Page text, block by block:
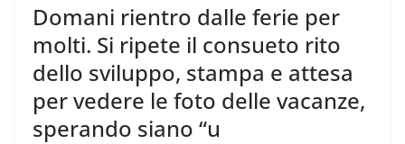
Domani rientro dalle ferie per
molti. Si ripete il consueto rito
dello sviluppo, stampa e attesa
per vedere le foto delle vacanze,
sperando siano “u